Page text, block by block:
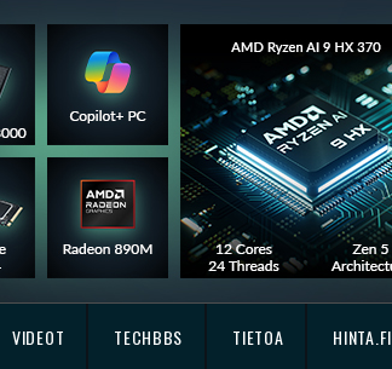
VIDEOT TECHBBS TIETOA HINTA.FI